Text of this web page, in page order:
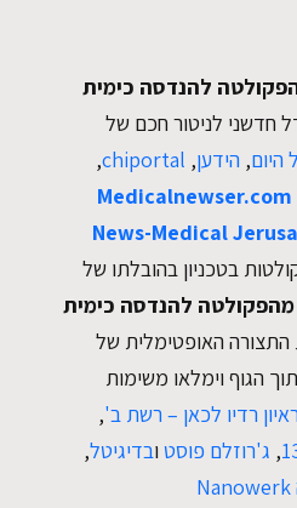
להנדסה כימית
חדשני לניטור חכם של
היום, הידען,
chiportal
,
Medicalnewser.com
News-Medical
בטכניון בהובלתו של
להנדסה כימית
האופטימלית של
הגוף וימלאו משימות
ראיון רדיו לכאן – רשת ב',
, ג'רוזלם פוסטובדיגיטל,
Nanowerk